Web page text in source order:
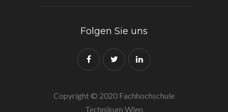
Folgen Sie uns
Copyright © 2020 Fachhochschule
Technikum Wien